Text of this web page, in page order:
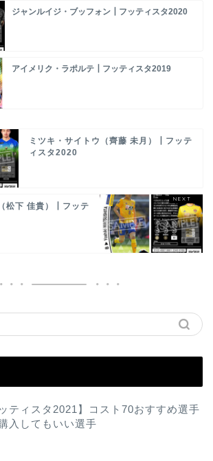
ジャンルイジ・ブッフォン┃フッティスタ2020
アイメリク・ラポルテ┃フッティスタ2019
ミツキ・サイトウ（齊藤 未月）┃フッテ
ィスタ2020
松下 佳貴）┃フッテ
ッティスタ2021】コスト70おすすめ選手
入してもいい選手